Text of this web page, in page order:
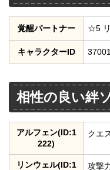
覚醒パートナー ☆5
キャラクターID
相性の良い絆
アルフェン(ID:1
222)
クエ
リンウェル(ID:1 攻撃